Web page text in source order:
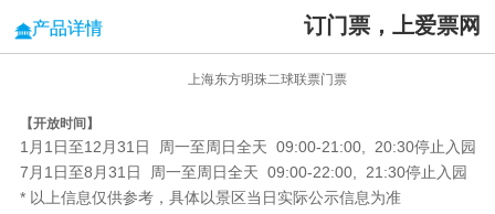
产品详情 订门票，上爱票网
上海东方明珠二球联票门票
【开放时间】
1月1日至12月31日 周一至周日全天 09:00-21:00, 20:30停止入园
7月1日至8月31日 周一至周日全天 09:00-22:00, 21:30停止入园
* 以上信息仅供参考，具体以景区当日实际公示信息为准